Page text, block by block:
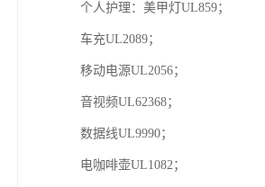
个人护理：美甲灯UL859；
车充UL2089；
移动电源UL2056；
音视频UL62368；
数据线UL9990；
电咖啡壶UL1082；